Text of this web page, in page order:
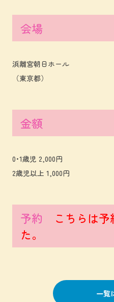
会場
浜離宮朝日ホール
（東京都）
金額
0･1歳児 2,000円
2歳児以上 1,000円
予約
こちらは
た。
一覧